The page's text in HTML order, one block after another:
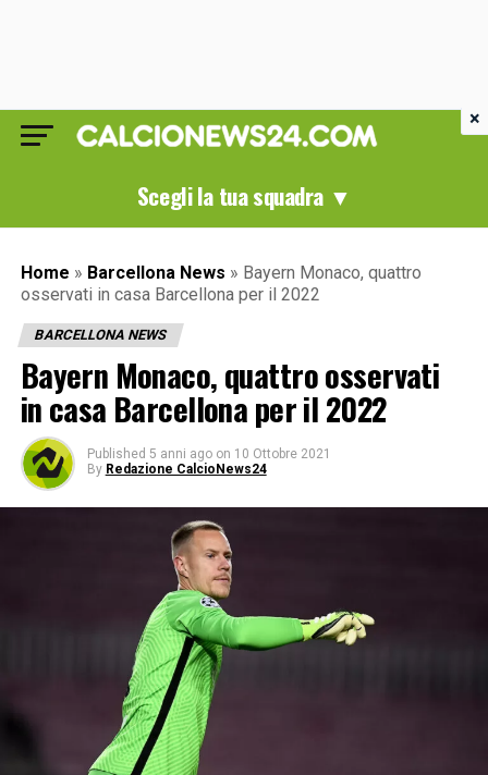
Scegli la tua squadra ▼
Home » Barcellona News » Bayern Monaco, quattro
osservati in casa Barcellona per il 2022
BARCELLONA NEWS
Bayern Monaco, quattro osservati
in casa Barcellona per il 2022
Published 5 anni ago on 10 Ottobre 2021
By Redazione CalcioNews24
×